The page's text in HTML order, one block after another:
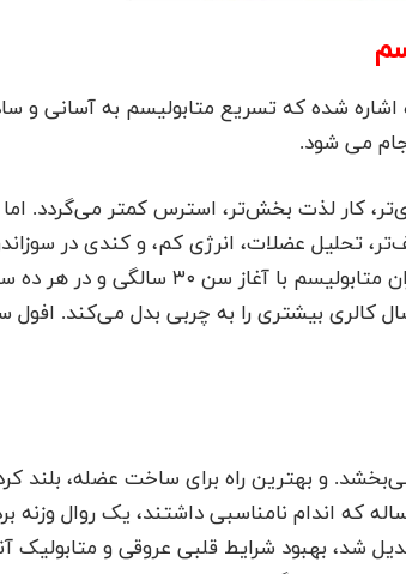
وزن سریع به 5 راه فوق العاده اشاره شده که تسریع متابولیسم به
می شود.
کار لذت بخش‌تر، استرس کمتر می‌گردد.
تحلیل عضلات، انرژی کم، و کندی در
کالری بیشتری را به چربی بدل می‌کند.
و بهترین راه برای ساخت عضله، بلند
یک مطالعه، محققان برای یک گروه از مردان ۶۰-۷۵ ساله که اندام نامناسبی داشتند، یک
شد، بهبود شرایط قلبی عروقی و متابولیک